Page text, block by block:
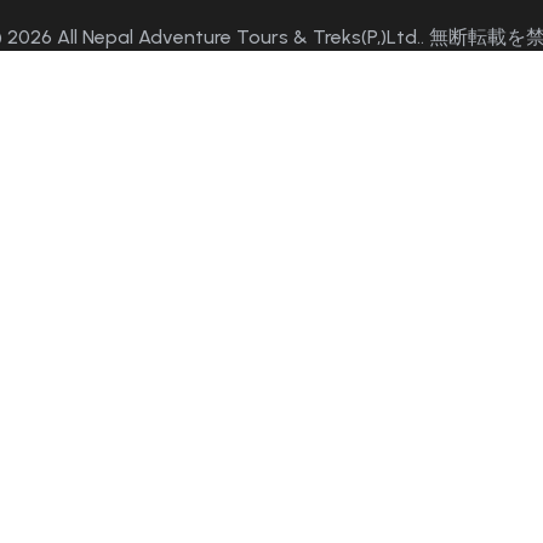
All Nepal Adventure Tours & Treks(P,)Ltd.. 無断転載を禁